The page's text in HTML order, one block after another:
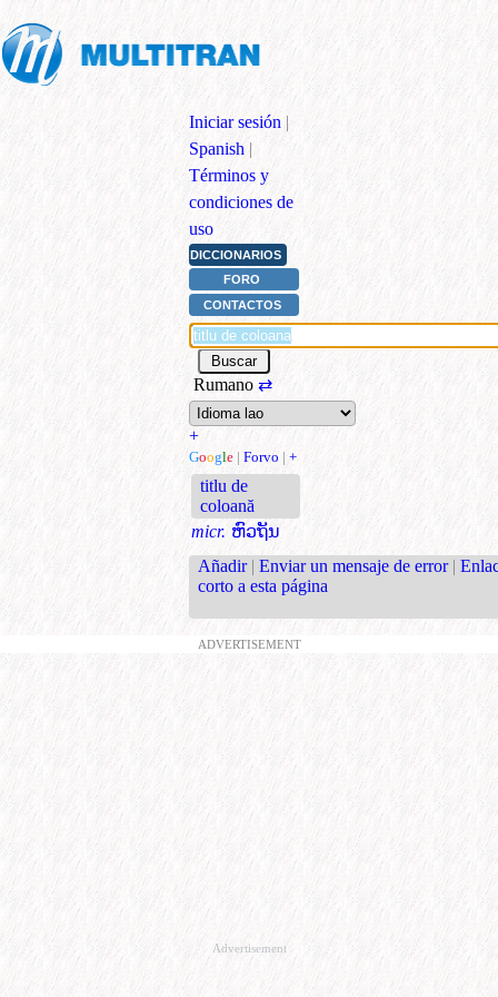
Iniciar sesión |
Spanish |
Términos y
condiciones de
uso
DICCIONARIOS
FORO
CONTACTOS
Rumano ⇄
+
Google | Forvo | +
titlu de
coloană
micr. ຫົວຖັນ
Añadir | Enviar un mensaje de error |
corto a esta página
ADVERTISEMENT
Advertisement